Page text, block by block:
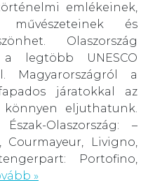
emlékeinek,
művészeteinek és
Olaszország
legtöbb UNESCO
Magyarországról a
járatokkal az
eljuthatunk.
Olaszország: –
Courmayeur, Livigno,
Portofino,
»